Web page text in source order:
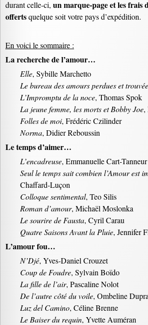
durant celle-ci, un marque-page et les frais
offertsquelque soit votre pays d’expédition.
En voici le sommaire :
La recherche de l’amour…
Elle, Sybille Marchetto
Le bureau des amours perdues et
L’Impromptu de la noce, Thomas Spok
La jeune femme, les morts et Bobby Joe,
Folles de moi, Frédéric Czilinder
Norma, Didier Reboussin
Le temps d’aimer…
L’encadreuse, Emmanuelle Cart-Tanneur
Seul le temps sait combien l’Amour est
Chaffard-Luçon
Colloque sentimental, Teo Silis
Roman d’amour, Michaël Moslonka
Le sourire de Fausta, Cyril Carau
Quatre Saisons Avant la Pluie, Jennifer
L’amour fou…
N’Djé, Yves-Daniel Crouzet
Coup de Foudre, Sylvain Boïdo
La fille de l’air, Pascaline Nolot
De l’autre côté du voile, Ombeline
Luz del Camino, Céline Brenne
Le Baiser du requin, Yvette Auméran